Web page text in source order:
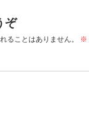
ぞ
ることはありません。 ※